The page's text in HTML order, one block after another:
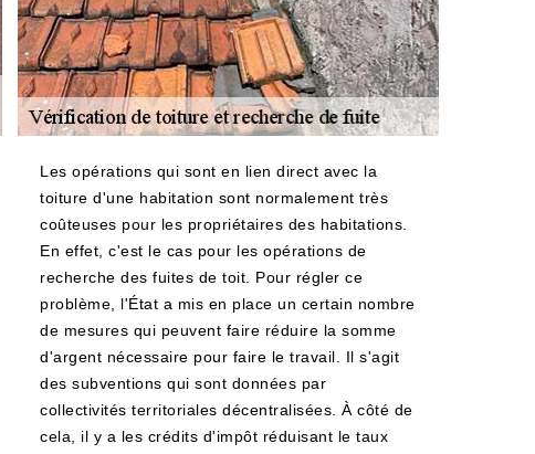
Les opérations qui sont en lien direct avec la
toiture d'une habitation sont normalement très
coûteuses pour les propriétaires des habitations.
En effet, c'est le cas pour les opérations de
recherche des fuites de toit. Pour régler ce
problème, l'État a mis en place un certain nombre
de mesures qui peuvent faire réduire la somme
d'argent nécessaire pour faire le travail. Il s'agit
des subventions qui sont données par
collectivités territoriales décentralisées. À côté de
cela, il y a les crédits d'impôt réduisant le taux